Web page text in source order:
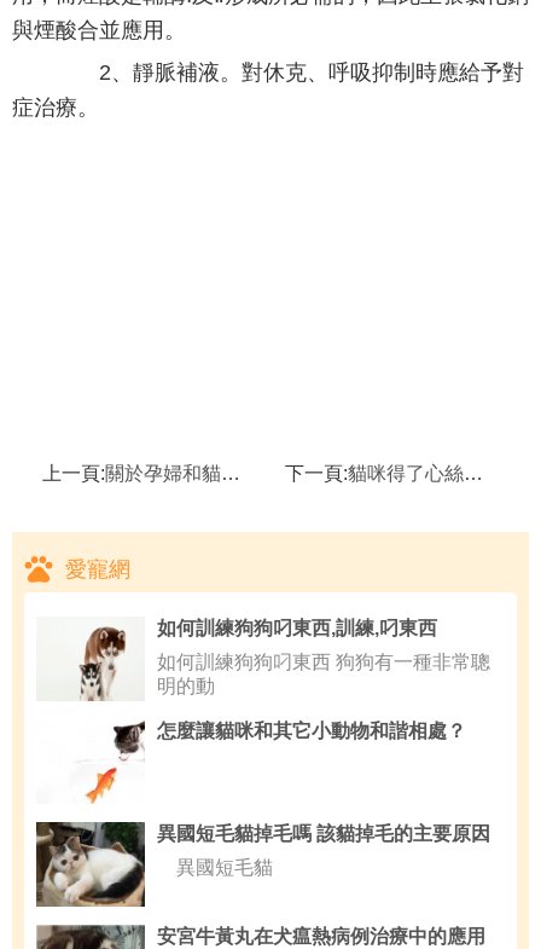
與煙酸合並應用。
2、靜脈補液。對休克、呼吸抑制時應給予對
症治療。
上一頁:關於孕婦和貓咪弓形蟲的問題 下一頁:貓咪得了心絲蟲病怎麼辦
愛寵網
如何訓練狗狗叼東西,訓練,叼東西
如何訓練狗狗叼東西 狗狗有一種非常聰
明的動
怎麼讓貓咪和其它小動物和諧相處？
異國短毛貓掉毛嗎 該貓掉毛的主要原因
異國短毛貓
安宮牛黃丸在犬瘟熱病例治療中的應用